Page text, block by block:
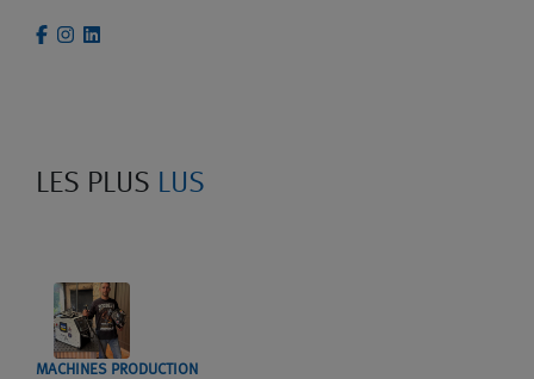
LES PLUS LUS
MACHINES PRODUCTION